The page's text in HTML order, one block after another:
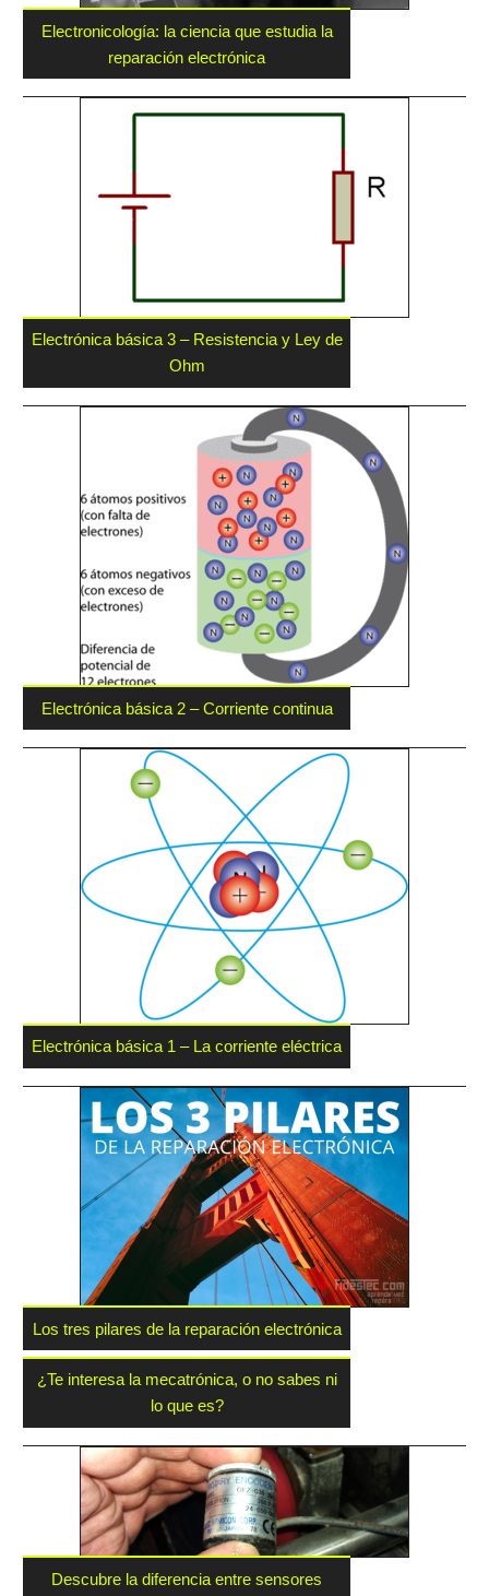
Electronicología: la ciencia que estudia la
reparación electrónica
Electrónica básica 3 – Resistencia y Ley de
Ohm
Electrónica básica 2 – Corriente continua
Electrónica básica 1 – La corriente eléctrica
Los tres pilares de la reparación electrónica
¿Te interesa la mecatrónica, o no sabes ni
lo que es?
Descubre la diferencia entre sensores